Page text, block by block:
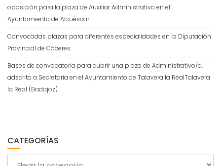
oposición para la plaza de Auxiliar Administrativo en el
Ayuntamiento de Alcuéscar
Convocadas plazas para diferentes especialidades en la Diputación
Provincial de Cáceres
Bases de convocatoria para cubrir una plaza de Administrativo/a,
adscrito a Secretaría en el Ayuntamiento de Talavera la RealTalavera
la Real (Badajoz)
CATEGORÍAS